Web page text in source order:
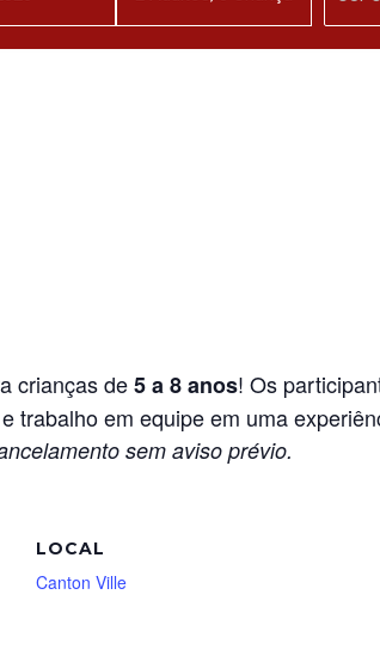
crianças de5 a 8 anos! Os
trabalho em equipe em uma
sem aviso prévio.
LOCAL
Canton Ville